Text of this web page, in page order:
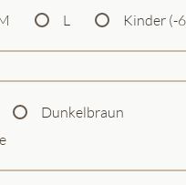
L Kinder (-
Dunkelbraun